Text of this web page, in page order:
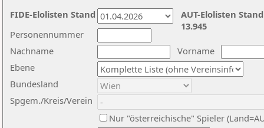
Nachname
Vorname
Ebene
Personennummer
Bundesland
Spgem./Kreis/Verein
Nur "österreichische" Spieler
AUT-Elolisten
13.945
FIDE-Elolisten Stand